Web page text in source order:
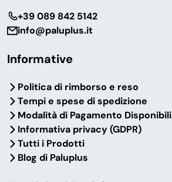
‎+39 089 842 5142
info@paluplus.it
Informative
Politica di rimborso e reso
Tempi e spese di spedizione
Modalità di Pagamento Disponibili
Informativa privacy (GDPR)
Tutti i Prodotti
Blog di Paluplus